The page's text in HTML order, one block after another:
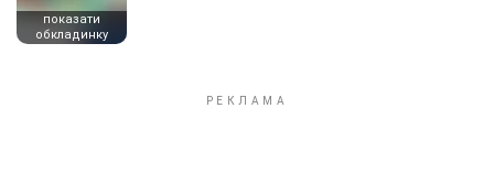
показати
обкладинку